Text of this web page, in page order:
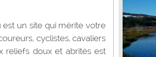
est un site qui mérite votre
cyclistes, cavaliers
reliefs doux et abrités est